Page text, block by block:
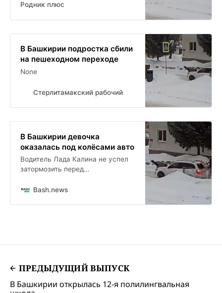
Родник плюс
В Башкирии подростка сбили
на пешеходном переходе
None
Стерлитамакский рабочий
В Башкирии девочка
оказалась под колёсами авто
Водитель Лада Калина не успел
затормозить перед
переходе. Он допустил наезд на
Bash.news
ПРЕДЫДУЩИЙ ВЫПУСК
В Башкирии открылась 12-я полилингвальная